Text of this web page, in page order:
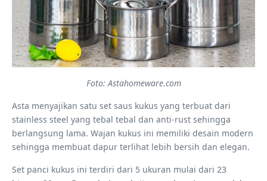
Foto: Astahomeware.com
Asta menyajikan satu set saus kukus yang terbuat dari
stainless steel yang tebal tebal dan anti-rust sehingga
berlangsung lama. Wajan kukus ini memiliki desain modern
sehingga membuat dapur terlihat lebih bersih dan elegan.
Set panci kukus ini terdiri dari 5 ukuran mulai dari 23